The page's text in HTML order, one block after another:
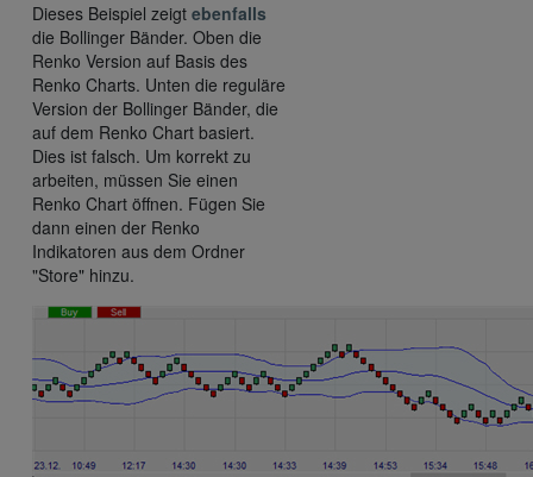
Dieses Beispiel zeigt ebenfalls
die Bollinger Bänder. Oben die
Renko Version auf Basis des
Renko Charts. Unten die reguläre
Version der Bollinger Bänder, die
auf dem Renko Chart basiert.
Dies ist falsch. Um korrekt zu
arbeiten, müssen Sie einen
Renko Chart öffnen. Fügen Sie
dann einen der Renko
Indikatoren aus dem Ordner
"Store" hinzu.